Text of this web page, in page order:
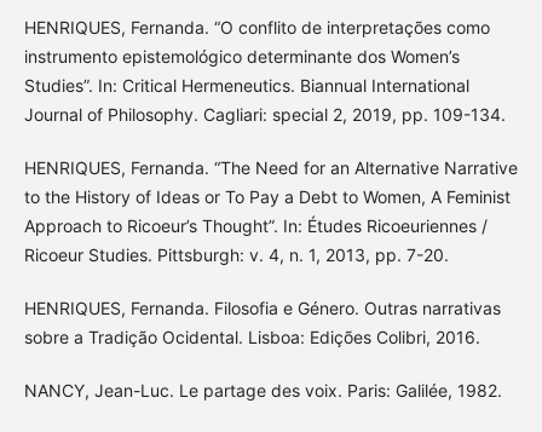
HENRIQUES, Fernanda. “O conflito de interpretações como
instrumento epistemológico determinante dos Women’s
Studies”. In: Critical Hermeneutics. Biannual International
Journal of Philosophy. Cagliari: special 2, 2019, pp. 109-134.
HENRIQUES, Fernanda. “The Need for an Alternative Narrative
to the History of Ideas or To Pay a Debt to Women, A Feminist
Approach to Ricoeur’s Thought”. In: Études Ricoeuriennes /
Ricoeur Studies. Pittsburgh: v. 4, n. 1, 2013, pp. 7-20.
HENRIQUES, Fernanda. Filosofia e Género. Outras narrativas
sobre a Tradição Ocidental. Lisboa: Edições Colibri, 2016.
NANCY, Jean-Luc. Le partage des voix. Paris: Galilée, 1982.